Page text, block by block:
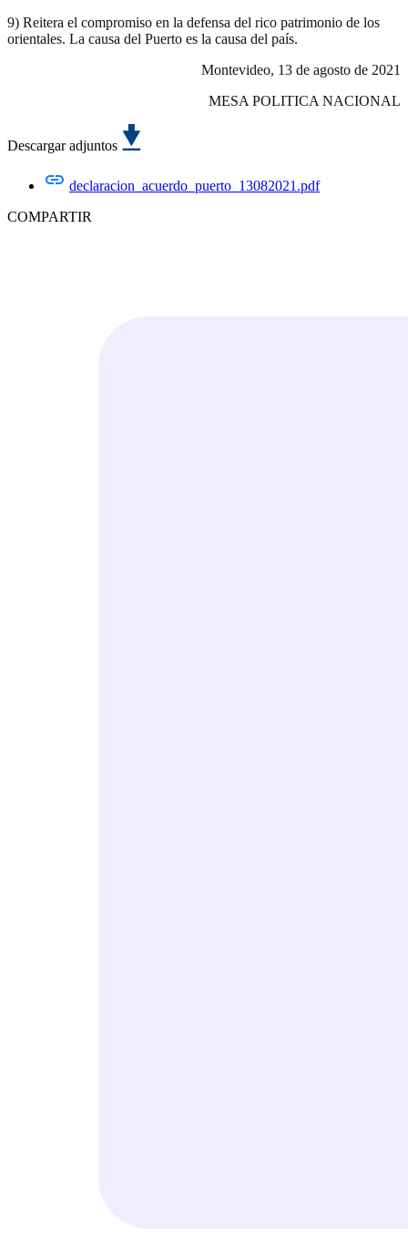
9) Reitera el compromiso en la defensa del rico patrimonio de los
orientales. La causa del Puerto es la causa del país.
Montevideo, 13 de agosto de 2021
MESA POLITICA NACIONAL
Descargar adjuntos
declaracion_acuerdo_puerto_13082021.pdf
COMPARTIR